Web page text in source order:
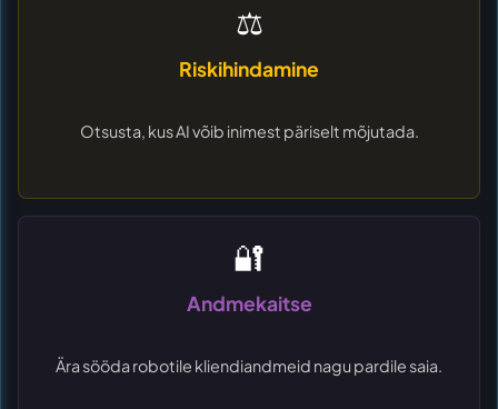
⚖️
Riskihindamine
Otsusta, kus AI võib inimest päriselt mõjutada.
🔐
Andmekaitse
Ära sööda robotile kliendiandmeid nagu pardile saia.